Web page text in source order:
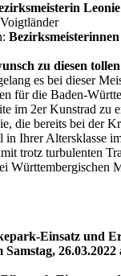
zu diesen
es bei dieser
für die Baden-
im 2er Kunstrad zu
die bereits bei der
in Ihrer Altersklasse
trotz turbulenten
Württembergischen
Einsatz und
Samstag,